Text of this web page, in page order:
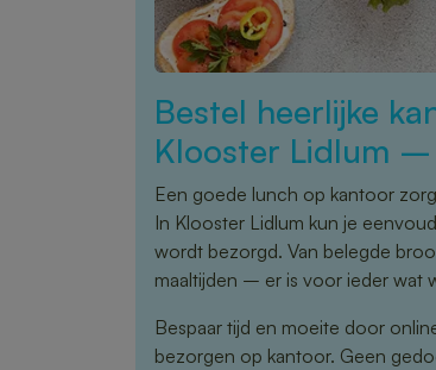
Bestel heerlijke
Klooster Lidlum –
Een goede lunch op kantoor
In Klooster Lidlum kun je
wordt bezorgd. Van belegde
maaltijden – er is voor ieder wat
Bespaar tijd en moeite door
bezorgen op kantoor. Geen